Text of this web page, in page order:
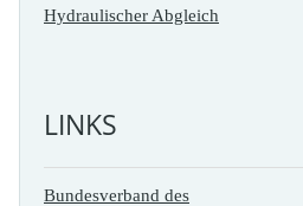
Hydraulischer Abgleich
LINKS
Bundesverband des